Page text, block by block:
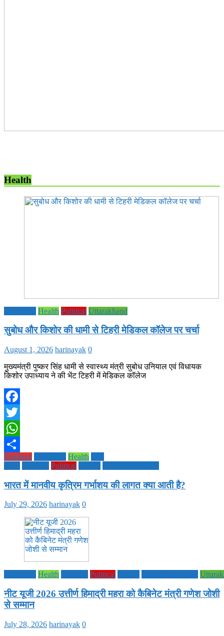
Health
Health Political Uttarakhand
सुबोध और किशोर की धामी से टिहरी मेडिकल कॉलेज पर चर्चा
August 1, 2026 harinayak 0
मुख्यमंत्री पुष्कर सिंह धामी से स्वास्थ्य मंत्री सुबोध उनियाल एवं विधायक
किशोर उपाध्याय ने की भेंट टिहरी में मेडिकल कॉलेज
Facebook
Twitter
WhatsApp
Share
Business Health
Political
भारत में मानवीय कृत्रिम गर्भाशय की लागत क्या आती है?
July 29, 2026 harinayak 0
Health Political
नीट यूजी 2026 उत्तीर्ण हिमाद्री महरा को कैबिनेट मंत्री गणेश जोशी
से सम्मान
July 28, 2026 harinayak 0